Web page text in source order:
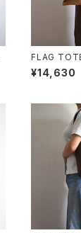
FLAG
ン)
¥14,630